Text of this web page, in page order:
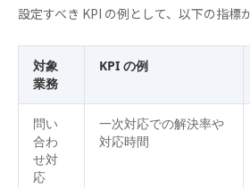
設定すべき KPI の例として、以下の指標
対象
業務
KPI の例
問い
合わ
せ対
応
一次対応での解決率や
対応時間